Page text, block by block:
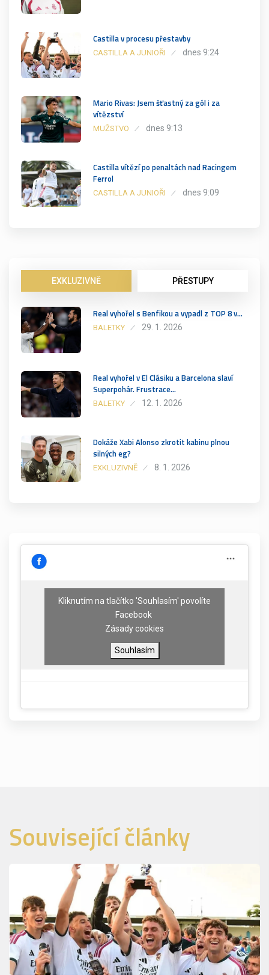
Castilla v procesu přestavby
CASTILLA A JUNIOŘI dnes 9:24
Mario Rivas: Jsem šťastný za gól i za
vítězství
MUŽSTVO dnes 9:13
Castilla vítězí po penaltách nad Racingem
Ferrol
CASTILLA A JUNIOŘI dnes 9:09
EXKLUZIVNĚ PŘESTUPY
Real vyhořel s Benfikou a vypadl z TOP 8 v…
BALETKY 29. 1. 2026
Real vyhořel v El Clásiku a Barcelona slaví
Superpohár. Frustrace…
BALETKY 12. 1. 2026
Dokáže Xabi Alonso zkrotit kabinu plnou
silných eg?
EXKLUZIVNĚ 8. 1. 2026
Kliknutím na tlačítko 'Souhlasím' povolíte
Facebook
Zásady cookies
Souhlasím
Související články